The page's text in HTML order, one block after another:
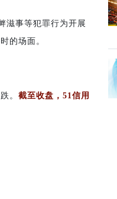
滋事等犯罪行为开展
的场面。
。 截至收盘，51信用